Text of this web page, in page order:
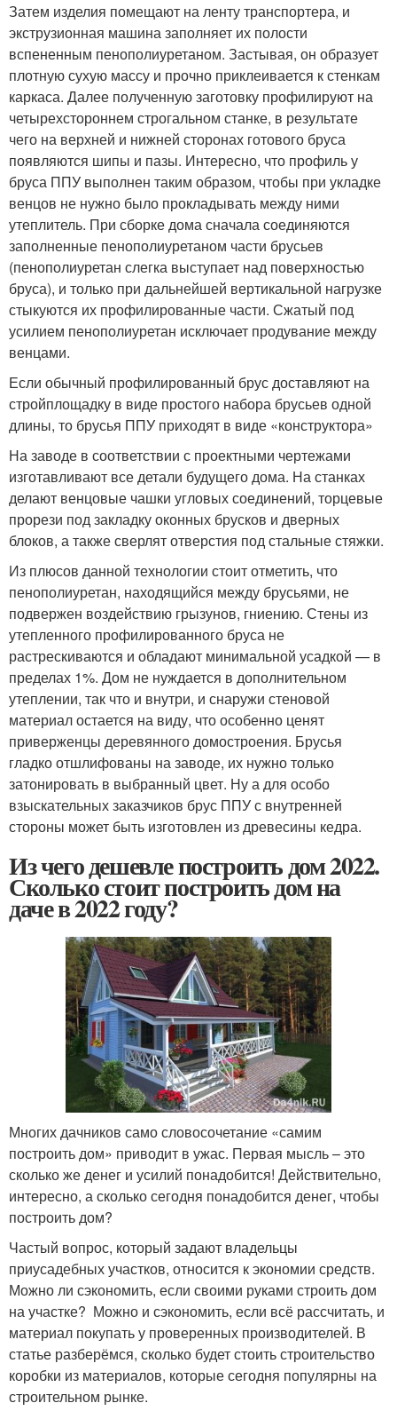
Затем изделия помещают на ленту транспортера, и
экструзионная машина заполняет их полости
вспененным пенополиуретаном. Застывая, он образует
плотную сухую массу и прочно приклеивается к стенкам
каркаса. Далее полученную заготовку профилируют на
четырехстороннем строгальном станке, в результате
чего на верхней и нижней сторонах готового бруса
появляются шипы и пазы. Интересно, что профиль у
бруса ППУ выполнен таким образом, чтобы при укладке
венцов не нужно было прокладывать между ними
утеплитель. При сборке дома сначала соединяются
заполненные пенополиуретаном части брусьев
(пенополиуретан слегка выступает над поверхностью
бруса), и только при дальнейшей вертикальной нагрузке
стыкуются их профилированные части. Сжатый под
усилием пенополиуретан исключает продувание между
венцами.
Если обычный профилированный брус доставляют на
стройплощадку в виде простого набора брусьев одной
длины, то брусья ППУ приходят в виде «конструктора»
На заводе в соответствии с проектными чертежами
изготавливают все детали будущего дома. На станках
делают венцовые чашки угловых соединений, торцевые
прорези под закладку оконных брусков и дверных
блоков, а также сверлят отверстия под стальные стяжки.
Из плюсов данной технологии стоит отметить, что
пенополиуретан, находящийся между брусьями, не
подвержен воздействию грызунов, гниению. Стены из
утепленного профилированного бруса не
растрескиваются и обладают минимальной усадкой — в
пределах 1%. Дом не нуждается в дополнительном
утеплении, так что и внутри, и снаружи стеновой
материал остается на виду, что особенно ценят
приверженцы деревянного домостроения. Брусья
гладко отшлифованы на заводе, их нужно только
затонировать в выбранный цвет. Ну а для особо
взыскательных заказчиков брус ППУ с внутренней
стороны может быть изготовлен из древесины кедра.
Из чего дешевле построить дом 2022.
Сколько стоит построить дом на
даче в 2022 году?
Многих дачников само словосочетание «самим
построить дом» приводит в ужас. Первая мысль – это
сколько же денег и усилий понадобится! Действительно,
интересно, а сколько сегодня понадобится денег, чтобы
построить дом?
Частый вопрос, который задают владельцы
приусадебных участков, относится к экономии средств.
Можно ли сэкономить, если своими руками строить дом
на участке? Можно и сэкономить, если всё рассчитать, и
материал покупать у проверенных производителей. В
статье разберёмся, сколько будет стоить строительство
коробки из материалов, которые сегодня популярны на
строительном рынке.